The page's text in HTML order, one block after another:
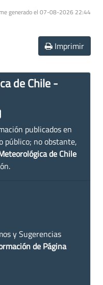
generado el 07-08-2026 22:44
Imprimir
de Chile -
publicados en
público; no obstante,
de Chile
y Sugerencias
de Página